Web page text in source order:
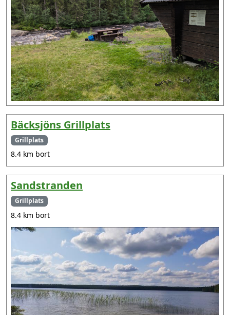
Bäcksjöns Grillplats
Grillplats
8.4 km bort
Sandstranden
Grillplats
8.4 km bort